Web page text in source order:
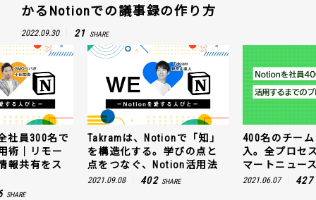
かるNotionでの議事録の作り方
2022.09.30 21 SHARE
社員300名で
術｜リモー
報共有をス
SHARE
Takramは、Notionで「知」
を構造化する。学びの点と
点をつなぐ、Notion活用法
2021.09.08 402 SHARE
400名のチー
入。全プロセ
マートニュー
2021.06.07 427